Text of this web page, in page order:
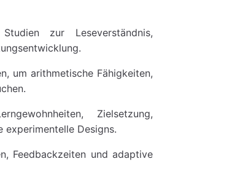
zur Leseverständnis,
um arithmetische Fähigkeiten,
Zielsetzung,
Designs.
Feedbackzeiten und adaptive